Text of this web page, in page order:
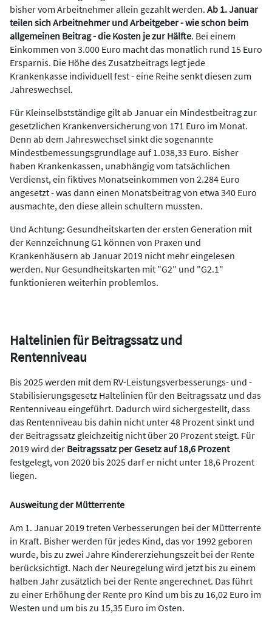
bisher vom Arbeitnehmer allein gezahlt werden. Ab 1. Januar
teilen sich Arbeitnehmer und Arbeitgeber - wie schon beim
allgemeinen Beitrag - die Kosten je zur Hälfte. Bei einem
Einkommen von 3.000 Euro macht das monatlich rund 15 Euro
Ersparnis. Die Höhe des Zusatzbeitrags legt jede
Krankenkasse individuell fest - eine Reihe senkt diesen zum
Jahreswechsel.
Für Kleinselbstständige gilt ab Januar ein Mindestbeitrag zur
gesetzlichen Krankenversicherung von 171 Euro im Monat.
Denn ab dem Jahreswechsel sinkt die sogenannte
Mindestbemessungsgrundlage auf 1.038,33 Euro. Bisher
haben Krankenkassen, unabhängig vom tatsächlichen
Verdienst, ein fiktives Monatseinkommen von 2.284 Euro
angesetzt - was dann einen Monatsbeitrag von etwa 340 Euro
ausmachte, den diese allein schultern mussten.
Und Achtung: Gesundheitskarten der ersten Generation mit
der Kennzeichnung G1 können von Praxen und
Krankenhäusern ab Januar 2019 nicht mehr eingelesen
werden. Nur Gesundheitskarten mit "G2" und "G2.1"
funktionieren weiterhin problemlos.
Haltelinien für Beitragssatz und
Rentenniveau
Bis 2025 werden mit dem RV-Leistungsverbesserungs- und -
Stabilisierungsgesetz Haltelinien für den Beitragssatz und das
Rentenniveau eingeführt. Dadurch wird sichergestellt, dass
das Rentenniveau bis dahin nicht unter 48 Prozent sinkt und
der Beitragssatz gleichzeitig nicht über 20 Prozent steigt. Für
2019 wird der Beitragssatz per Gesetz auf 18,6 Prozent
festgelegt, von 2020 bis 2025 darf er nicht unter 18,6 Prozent
liegen.
Ausweitung der Mütterrente
Am 1. Januar 2019 treten Verbesserungen bei der Mütterrente
in Kraft. Bisher werden für jedes Kind, das vor 1992 geboren
wurde, bis zu zwei Jahre Kindererziehungszeit bei der Rente
berücksichtigt. Nach der Neuregelung wird jetzt bis zu einem
halben Jahr zusätzlich bei der Rente angerechnet. Das führt
zu einer Erhöhung der Rente pro Kind um bis zu 16,02 Euro im
Westen und um bis zu 15,35 Euro im Osten.